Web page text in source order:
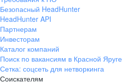
Безопасный HeadHunter
HeadHunter API
Партнерам
Инвесторам
Каталог компаний
Поиск по вакансиям в Красной Яруге
Сетка: соцсеть для нетворкинга
Соискателям